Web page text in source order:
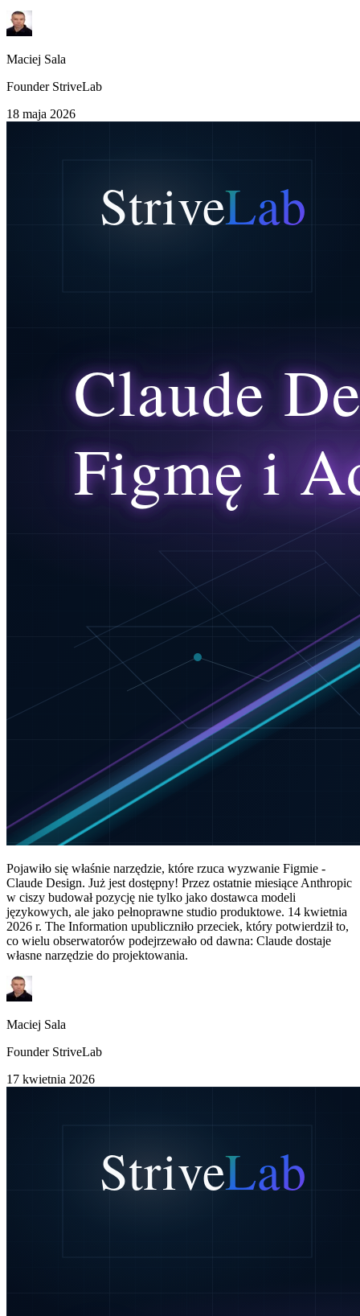
Maciej Sala
Founder StriveLab
18 maja 2026
Pojawiło się właśnie narzędzie, które rzuca wyzwanie Figmie -
Claude Design. Już jest dostępny! Przez ostatnie miesiące Anthropic
w ciszy budował pozycję nie tylko jako dostawca modeli
językowych, ale jako pełnoprawne studio produktowe. 14 kwietnia
2026 r. The Information upubliczniło przeciek, który potwierdził to,
co wielu obserwatorów podejrzewało od dawna: Claude dostaje
własne narzędzie do projektowania.
Maciej Sala
Founder StriveLab
17 kwietnia 2026